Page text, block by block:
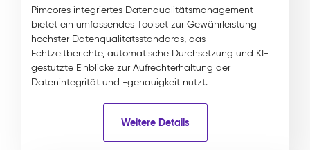
Pimcores integriertes Datenqualitätsmanagement
bietet ein umfassendes Toolset zur Gewährleistung
höchster Datenqualitätsstandards, das
Echtzeitberichte, automatische Durchsetzung und KI-
gestützte Einblicke zur Aufrechterhaltung der
Datenintegrität und -genauigkeit nutzt.
Weitere Details